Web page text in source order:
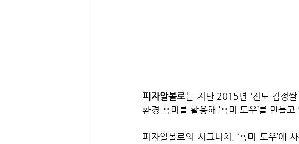
피자알볼로는 지난 2015년 ‘진도 검정
환경 흑미를 활용해 ‘흑미 도우’를 만들고
피자알볼로의 시그니처, ‘흑미 도우’에